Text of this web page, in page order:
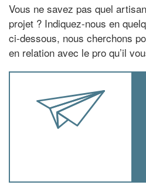
Vous ne savez pas quel
projet ? Indiquez-nous en
ci-dessous, nous cherchons
en relation avec le pro qu’il